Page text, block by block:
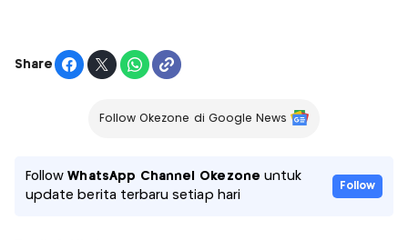
Share
Follow Okezone di Google News
FollowWhatsApp Channel Okezone untuk
update berita terbaru setiap hari
Follow